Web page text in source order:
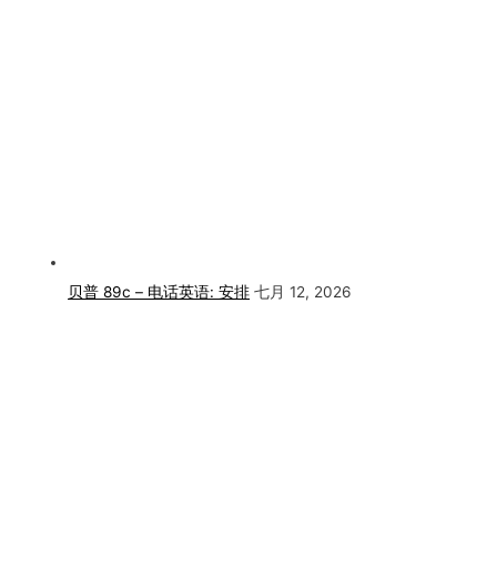
贝普 89c – 电话英语: 安排 七月 12, 2026